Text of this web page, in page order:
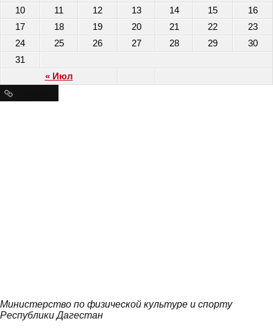
« Июл
10
11 12 13 14 15
16
17
18 19 20 21 22
23
24
25 26 27 28 29
30
31
Министерство по физической культуре и спорту
Республики Дагестан